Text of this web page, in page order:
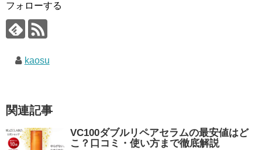
フォローする
kaosu
関連記事
VC100ダブルリペアセラムの最安値はど
こ？口コミ・使い方まで徹底解説